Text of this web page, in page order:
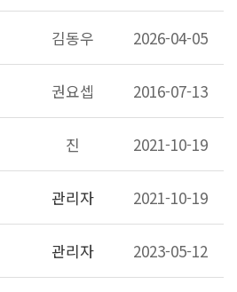
김동우 2026-04-05
권요셉 2016-07-13
진 2021-10-19
관리자 2021-10-19
관리자 2023-05-12